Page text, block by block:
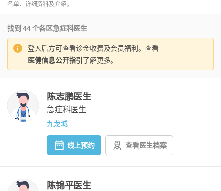
名单、详细资料及介绍。
找到 44个各区急症科医生
登入后方可查看诊金收费及会员福利。查看
医健信息公开指引 了解更多。
陈志鹏医生
急症科医生
九龙城
线上预约 查看医生档案
陈锦平医生